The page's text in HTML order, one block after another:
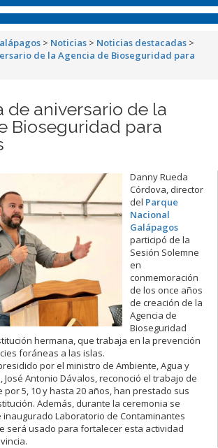
> Noticias > Noticias destacadas >
de la Agencia de Bioseguridad para
de aniversario de la
Bioseguridad para
Danny Rueda
Córdova, director
del Parque
Nacional
Galápagos
participó de la
Sesión Solemne
en
conmemoración
de los once años
de creación de la
Agencia de
Bioseguridad
hermana, que trabaja en la prevención
foráneas a las islas.
por el ministro de Ambiente, Agua y
José Antonio Dávalos, reconoció el trabajo de
5, 10 y hasta 20 años, han prestado sus
Además, durante la ceremonia se
Laboratorio de Contaminantes
será usado para fortalecer esta actividad